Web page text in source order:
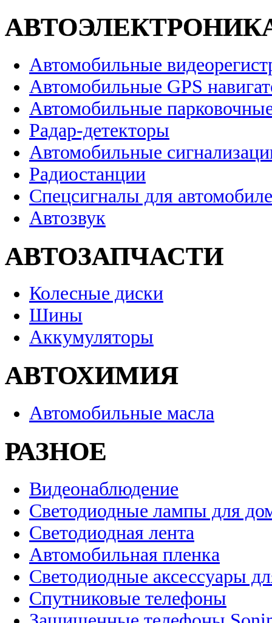
Автомобильные
Автомобильные GPS
Автомобильные
Радар-детекторы
Автомобильные
Радиостанции
Спецсигналы для
Автозвук
АВТОЗАПЧАСТИ
Колесные диски
Шины
Аккумуляторы
АВТОХИМИЯ
Автомобильные масла
РАЗНОЕ
Видеонаблюдение
Светодиодные лампы для
Светодиодная лента
Автомобильная пленка
Светодиодные аксессуары
Спутниковые телефоны